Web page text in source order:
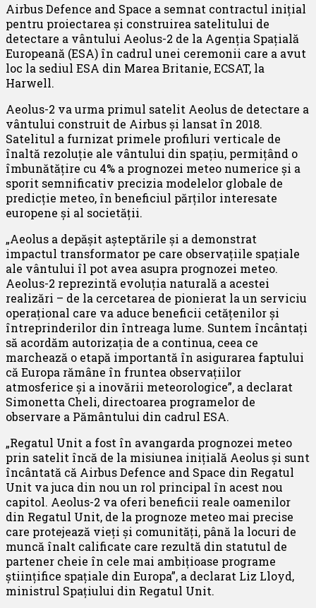
Airbus Defence and Space a semnat contractul inițial
pentru proiectarea și construirea satelitului de
detectare a vântului Aeolus-2 de la Agenția Spațială
Europeană (ESA) în cadrul unei ceremonii care a avut
loc la sediul ESA din Marea Britanie, ECSAT, la
Harwell.
Aeolus-2 va urma primul satelit Aeolus de detectare a
vântului construit de Airbus și lansat în 2018.
Satelitul a furnizat primele profiluri verticale de
înaltă rezoluție ale vântului din spațiu, permițând o
îmbunătățire cu 4% a prognozei meteo numerice și a
sporit semnificativ precizia modelelor globale de
predicție meteo, în beneficiul părților interesate
europene și al societății.
„Aeolus a depășit așteptările și a demonstrat
impactul transformator pe care observațiile spațiale
ale vântului îl pot avea asupra prognozei meteo.
Aeolus-2 reprezintă evoluția naturală a acestei
realizări – de la cercetarea de pionierat la un serviciu
operațional care va aduce beneficii cetățenilor și
întreprinderilor din întreaga lume. Suntem încântați
să acordăm autorizația de a continua, ceea ce
marchează o etapă importantă în asigurarea faptului
că Europa rămâne în fruntea observațiilor
atmosferice și a inovării meteorologice”, a declarat
Simonetta Cheli, directoarea programelor de
observare a Pământului din cadrul ESA.
„Regatul Unit a fost în avangarda prognozei meteo
prin satelit încă de la misiunea inițială Aeolus și sunt
încântată că Airbus Defence and Space din Regatul
Unit va juca din nou un rol principal în acest nou
capitol. Aeolus-2 va oferi beneficii reale oamenilor
din Regatul Unit, de la prognoze meteo mai precise
care protejează vieți și comunități, până la locuri de
muncă înalt calificate care rezultă din statutul de
partener cheie în cele mai ambițioase programe
științifice spațiale din Europa”, a declarat Liz Lloyd,
ministrul Spațiului din Regatul Unit.